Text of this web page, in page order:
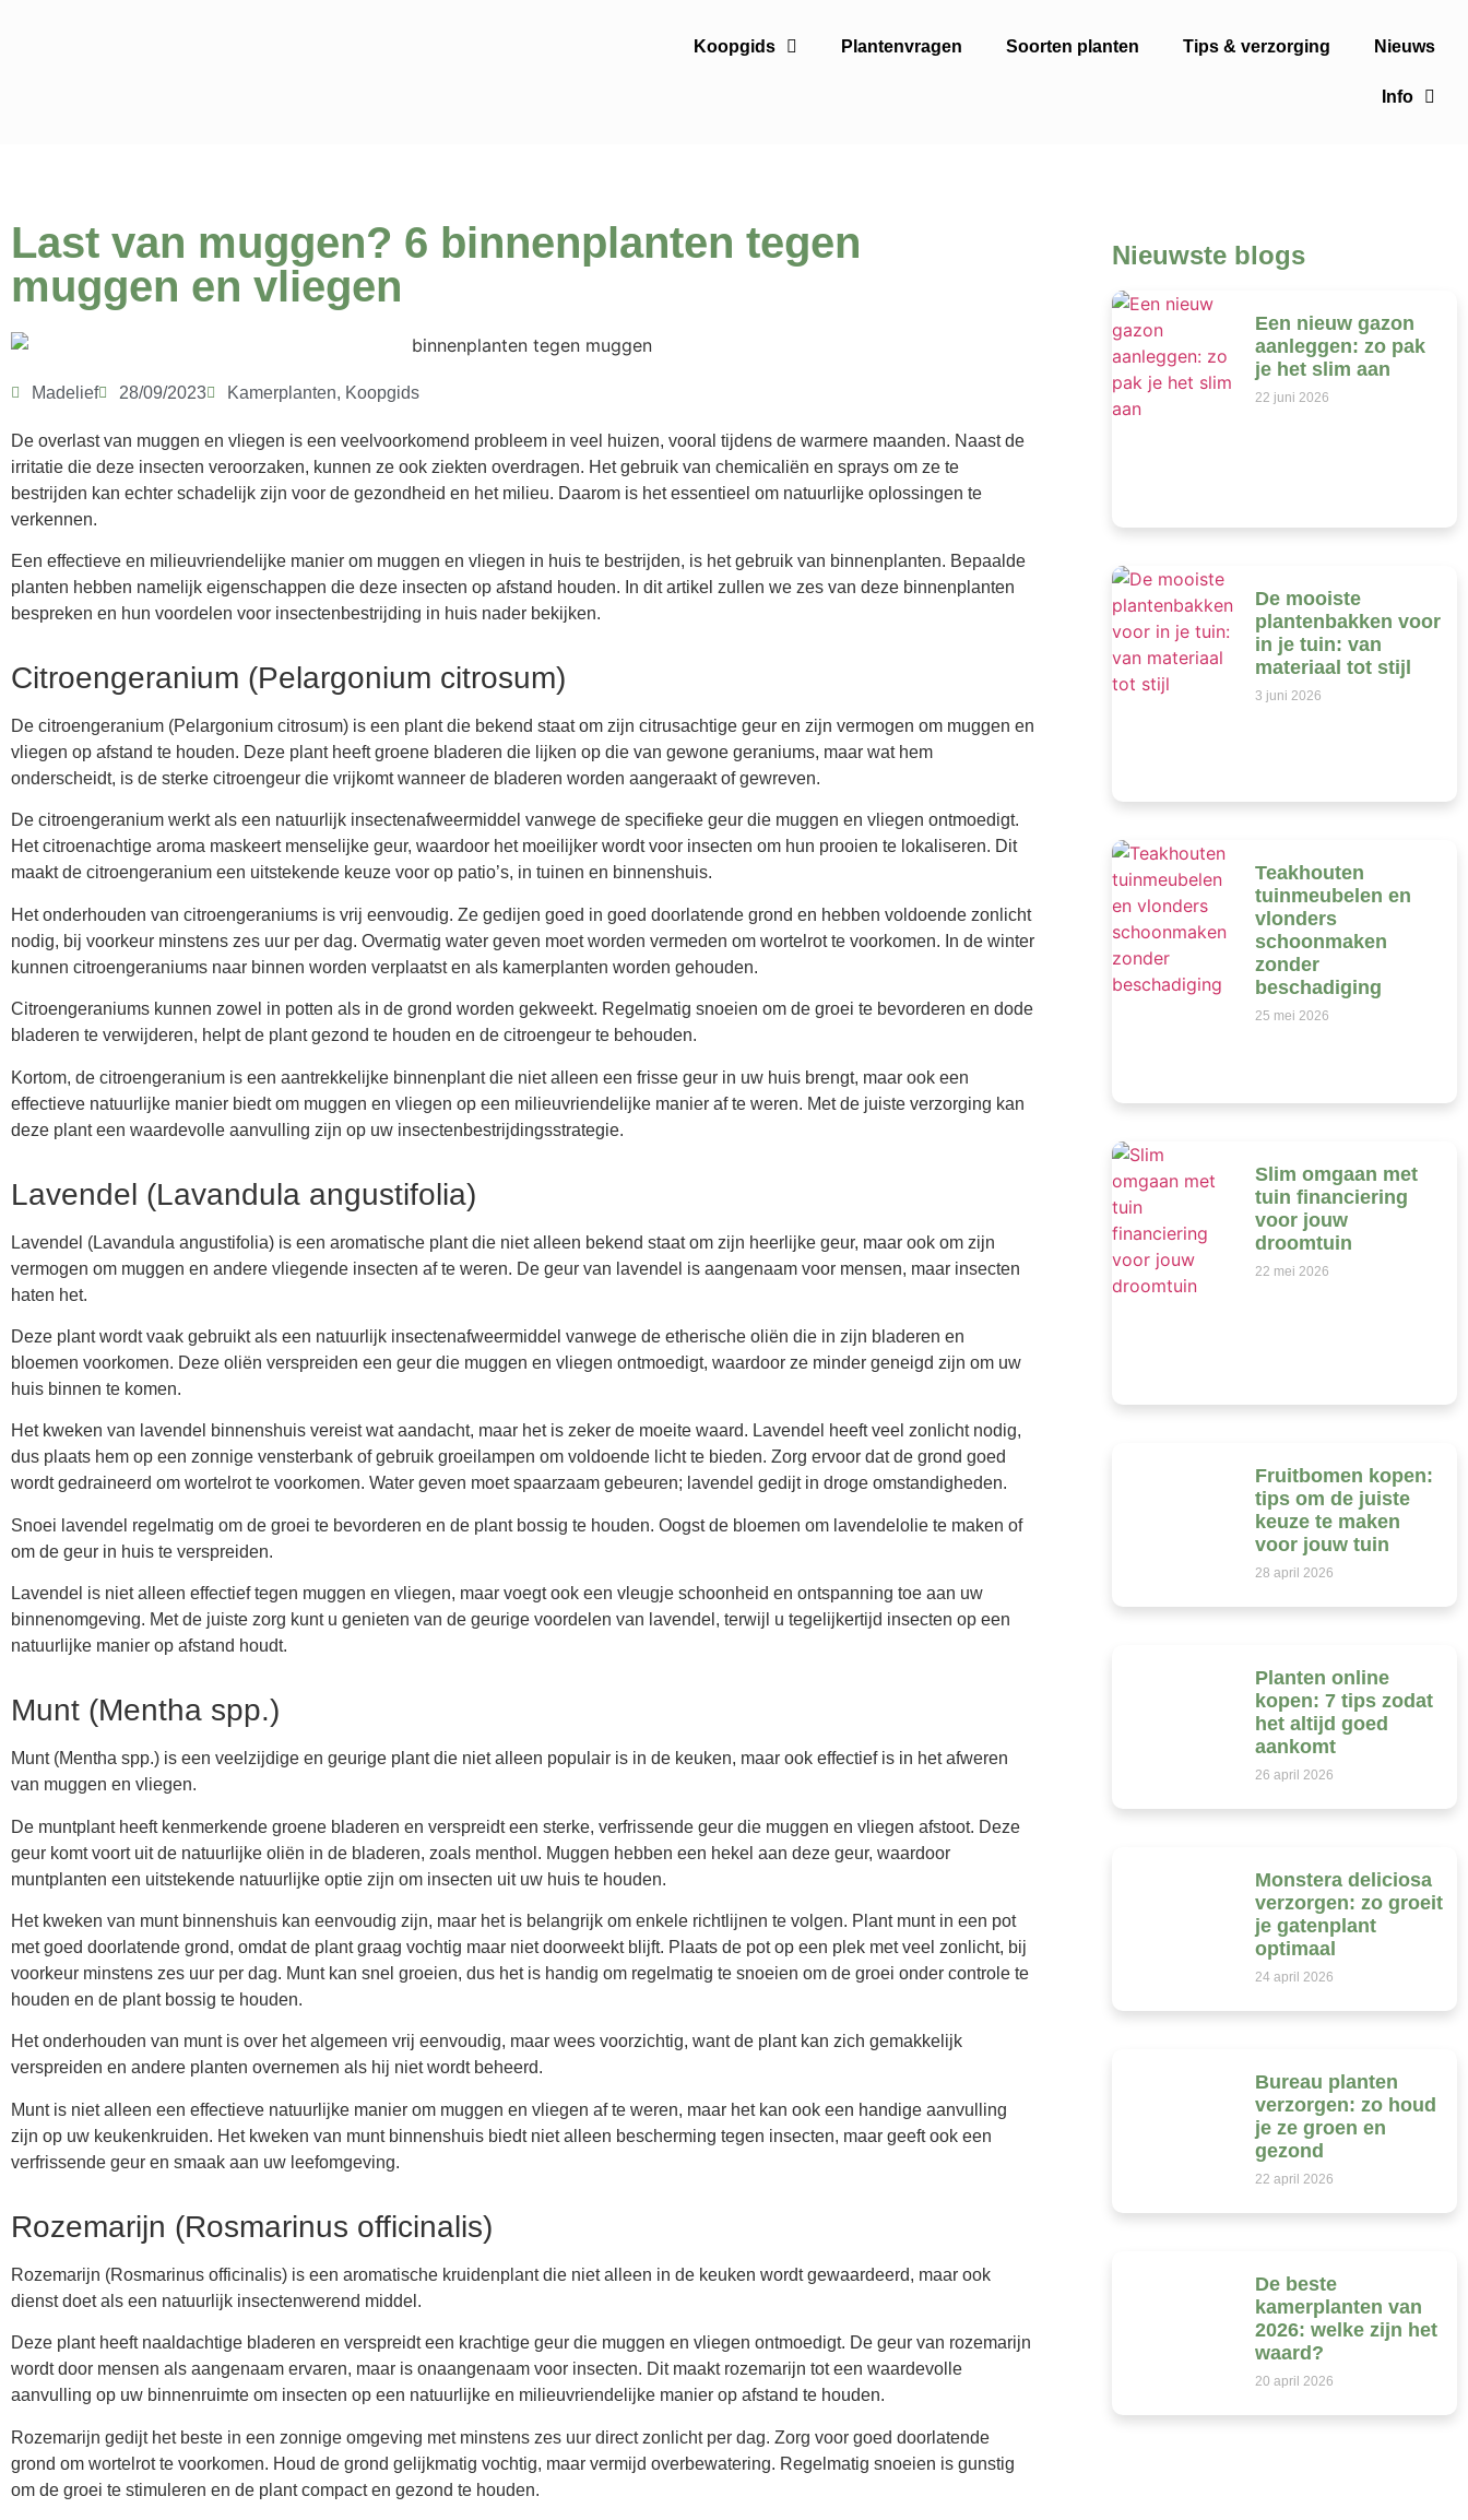
Koopgids Plantenvragen Soorten planten Tips & verzorging Nieuws
Info
Last van muggen? 6 binnenplanten tegen
muggen en vliegen
Madelief 28/09/2023 Kamerplanten, Koopgids
De overlast van muggen en vliegen is een veelvoorkomend probleem in veel huizen, vooral tijdens de warmere maanden. Naast de
irritatie die deze insecten veroorzaken, kunnen ze ook ziekten overdragen. Het gebruik van chemicaliën en sprays om ze te
bestrijden kan echter schadelijk zijn voor de gezondheid en het milieu. Daarom is het essentieel om natuurlijke oplossingen te
verkennen.
Een effectieve en milieuvriendelijke manier om muggen en vliegen in huis te bestrijden, is het gebruik van binnenplanten. Bepaalde
planten hebben namelijk eigenschappen die deze insecten op afstand houden. In dit artikel zullen we zes van deze binnenplanten
bespreken en hun voordelen voor insectenbestrijding in huis nader bekijken.
Citroengeranium (Pelargonium citrosum)
De citroengeranium (Pelargonium citrosum) is een plant die bekend staat om zijn citrusachtige geur en zijn vermogen om muggen en
vliegen op afstand te houden. Deze plant heeft groene bladeren die lijken op die van gewone geraniums, maar wat hem
onderscheidt, is de sterke citroengeur die vrijkomt wanneer de bladeren worden aangeraakt of gewreven.
De citroengeranium werkt als een natuurlijk insectenafweermiddel vanwege de specifieke geur die muggen en vliegen ontmoedigt.
Het citroenachtige aroma maskeert menselijke geur, waardoor het moeilijker wordt voor insecten om hun prooien te lokaliseren. Dit
maakt de citroengeranium een uitstekende keuze voor op patio’s, in tuinen en binnenshuis.
Het onderhouden van citroengeraniums is vrij eenvoudig. Ze gedijen goed in goed doorlatende grond en hebben voldoende zonlicht
nodig, bij voorkeur minstens zes uur per dag. Overmatig water geven moet worden vermeden om wortelrot te voorkomen. In de winter
kunnen citroengeraniums naar binnen worden verplaatst en als kamerplanten worden gehouden.
Citroengeraniums kunnen zowel in potten als in de grond worden gekweekt. Regelmatig snoeien om de groei te bevorderen en dode
bladeren te verwijderen, helpt de plant gezond te houden en de citroengeur te behouden.
Kortom, de citroengeranium is een aantrekkelijke binnenplant die niet alleen een frisse geur in uw huis brengt, maar ook een
effectieve natuurlijke manier biedt om muggen en vliegen op een milieuvriendelijke manier af te weren. Met de juiste verzorging kan
deze plant een waardevolle aanvulling zijn op uw insectenbestrijdingsstrategie.
Lavendel (Lavandula angustifolia)
Lavendel (Lavandula angustifolia) is een aromatische plant die niet alleen bekend staat om zijn heerlijke geur, maar ook om zijn
vermogen om muggen en andere vliegende insecten af te weren. De geur van lavendel is aangenaam voor mensen, maar insecten
haten het.
Deze plant wordt vaak gebruikt als een natuurlijk insectenafweermiddel vanwege de etherische oliën die in zijn bladeren en
bloemen voorkomen. Deze oliën verspreiden een geur die muggen en vliegen ontmoedigt, waardoor ze minder geneigd zijn om uw
huis binnen te komen.
Het kweken van lavendel binnenshuis vereist wat aandacht, maar het is zeker de moeite waard. Lavendel heeft veel zonlicht nodig,
dus plaats hem op een zonnige vensterbank of gebruik groeilampen om voldoende licht te bieden. Zorg ervoor dat de grond goed
wordt gedraineerd om wortelrot te voorkomen. Water geven moet spaarzaam gebeuren; lavendel gedijt in droge omstandigheden.
Snoei lavendel regelmatig om de groei te bevorderen en de plant bossig te houden. Oogst de bloemen om lavendelolie te maken of
om de geur in huis te verspreiden.
Lavendel is niet alleen effectief tegen muggen en vliegen, maar voegt ook een vleugje schoonheid en ontspanning toe aan uw
binnenomgeving. Met de juiste zorg kunt u genieten van de geurige voordelen van lavendel, terwijl u tegelijkertijd insecten op een
natuurlijke manier op afstand houdt.
Munt (Mentha spp.)
Munt (Mentha spp.) is een veelzijdige en geurige plant die niet alleen populair is in de keuken, maar ook effectief is in het afweren
van muggen en vliegen.
De muntplant heeft kenmerkende groene bladeren en verspreidt een sterke, verfrissende geur die muggen en vliegen afstoot. Deze
geur komt voort uit de natuurlijke oliën in de bladeren, zoals menthol. Muggen hebben een hekel aan deze geur, waardoor
muntplanten een uitstekende natuurlijke optie zijn om insecten uit uw huis te houden.
Het kweken van munt binnenshuis kan eenvoudig zijn, maar het is belangrijk om enkele richtlijnen te volgen. Plant munt in een pot
met goed doorlatende grond, omdat de plant graag vochtig maar niet doorweekt blijft. Plaats de pot op een plek met veel zonlicht, bij
voorkeur minstens zes uur per dag. Munt kan snel groeien, dus het is handig om regelmatig te snoeien om de groei onder controle te
houden en de plant bossig te houden.
Het onderhouden van munt is over het algemeen vrij eenvoudig, maar wees voorzichtig, want de plant kan zich gemakkelijk
verspreiden en andere planten overnemen als hij niet wordt beheerd.
Munt is niet alleen een effectieve natuurlijke manier om muggen en vliegen af te weren, maar het kan ook een handige aanvulling
zijn op uw keukenkruiden. Het kweken van munt binnenshuis biedt niet alleen bescherming tegen insecten, maar geeft ook een
verfrissende geur en smaak aan uw leefomgeving.
Rozemarijn (Rosmarinus officinalis)
Rozemarijn (Rosmarinus officinalis) is een aromatische kruidenplant die niet alleen in de keuken wordt gewaardeerd, maar ook
dienst doet als een natuurlijk insectenwerend middel.
Deze plant heeft naaldachtige bladeren en verspreidt een krachtige geur die muggen en vliegen ontmoedigt. De geur van rozemarijn
wordt door mensen als aangenaam ervaren, maar is onaangenaam voor insecten. Dit maakt rozemarijn tot een waardevolle
aanvulling op uw binnenruimte om insecten op een natuurlijke en milieuvriendelijke manier op afstand te houden.
Rozemarijn gedijt het beste in een zonnige omgeving met minstens zes uur direct zonlicht per dag. Zorg voor goed doorlatende
grond om wortelrot te voorkomen. Houd de grond gelijkmatig vochtig, maar vermijd overbewatering. Regelmatig snoeien is gunstig
om de groei te stimuleren en de plant compact en gezond te houden.
Nieuwste blogs
Een nieuw gazon
aanleggen: zo pak
je het slim aan
22 juni 2026
De mooiste
plantenbakken voor
in je tuin: van
materiaal tot stijl
3 juni 2026
Teakhouten
tuinmeubelen en
vlonders
schoonmaken
zonder
beschadiging
25 mei 2026
Slim omgaan met
tuin financiering
voor jouw
droomtuin
22 mei 2026
Fruitbomen kopen:
tips om de juiste
keuze te maken
voor jouw tuin
28 april 2026
Planten online
kopen: 7 tips zodat
het altijd goed
aankomt
26 april 2026
Monstera deliciosa
verzorgen: zo groeit
je gatenplant
optimaal
24 april 2026
Bureau planten
verzorgen: zo houd
je ze groen en
gezond
22 april 2026
De beste
kamerplanten van
2026: welke zijn het
waard?
20 april 2026